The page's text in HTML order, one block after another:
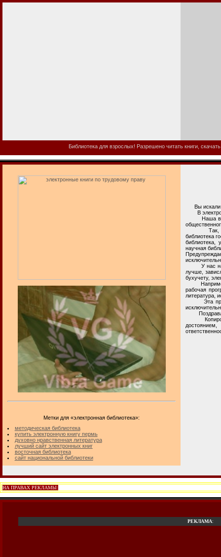
Библиотека для взрослых! Разрешено читать книги,
Метки для «электронная библиотека»:
методическая библиотека
купить электронную книгу пермь
духовно нравственная литература
лучший сайт электронных книг
восточная библиотека
сайт национальной библиотеки
Вы искали
В
Наша
Так, в
библиотека
библиотека,
научная
У нас на
лучше,
бухучету,
Например,
рабочая
литература,
Эта
НА ПРАВАХ РЕКЛАМЫ:
РЕКЛАМА: